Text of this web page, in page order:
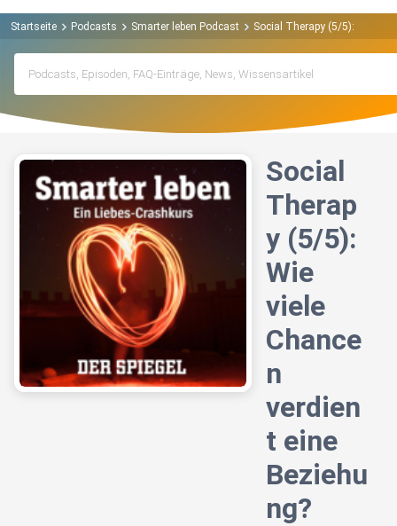
Startseite Podcasts Smarter leben Podcast Social Therapy (5/5): Wie
Social
Therap
y (5/5):
Wie
viele
Chance
n
verdien
t eine
Beziehu
ng?